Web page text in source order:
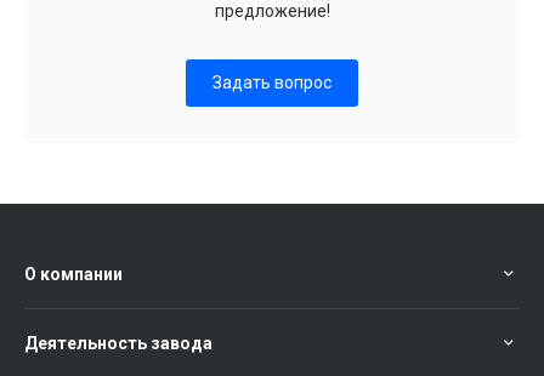
предложение!
Задать вопрос
О компании
Деятельность завода